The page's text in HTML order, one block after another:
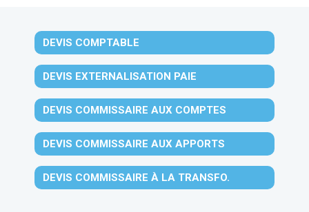
DEVIS COMPTABLE
DEVIS EXTERNALISATION PAIE
DEVIS COMMISSAIRE AUX COMPTES
DEVIS COMMISSAIRE AUX APPORTS
DEVIS COMMISSAIRE À LA TRANSFO.